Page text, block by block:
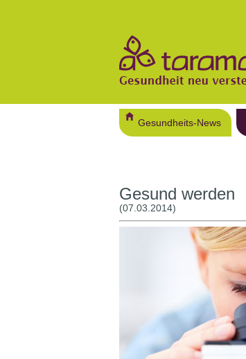
Gesundheits-News
Gesund werden
(07.03.2014)